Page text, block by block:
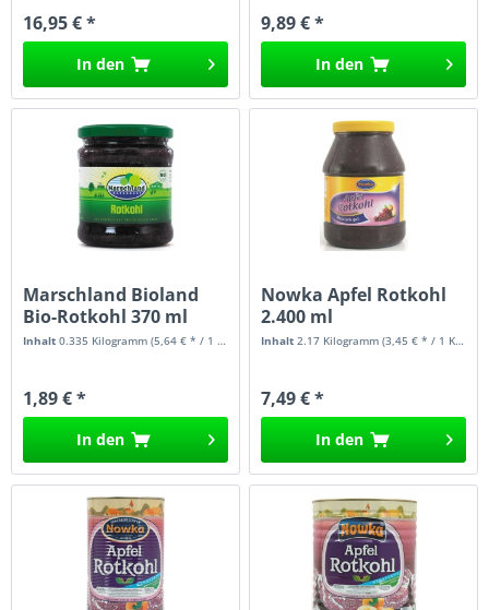
16,95 € *
In den
9,89 € *
In den
Marschland Bioland
Bio-Rotkohl 370 ml
Inhalt0.335 Kilogramm(5,64 € * / 1 Kilogramm)
1,89 € *
In den
Nowka Apfel Rotkohl
2.400 ml
Inhalt2.17 Kilogramm(3,45 € * / 1 Kilogramm)
7,49 € *
In den